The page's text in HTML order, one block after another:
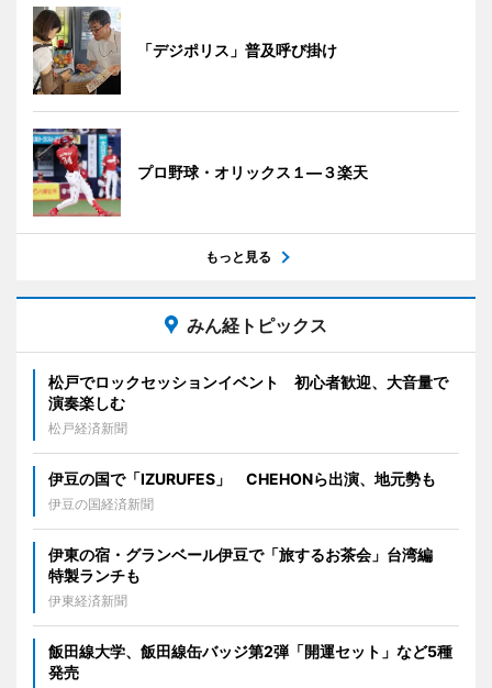
「デジポリス」普及呼び掛け
プロ野球・オリックス１―３楽天
もっと見る
みん経トピックス
松戸でロックセッションイベント 初心者歓迎、大音量で
演奏楽しむ
松戸経済新聞
伊豆の国で「IZURUFES」 CHEHONら出演、地元勢も
伊豆の国経済新聞
伊東の宿・グランベール伊豆で「旅するお茶会」台湾編
特製ランチも
伊東経済新聞
飯田線大学、飯田線缶バッジ第2弾「開運セット」など5種
発売